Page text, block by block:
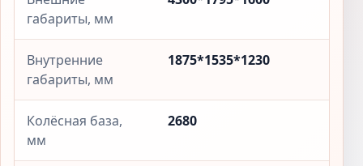
габариты, мм
Внутренние
габариты, мм
1875*1535*1230
Колёсная база,
мм
2680